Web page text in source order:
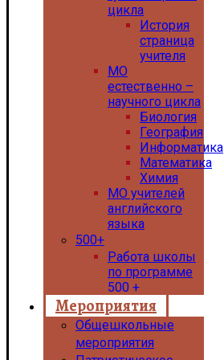
цикла
История
страница
учителя
МО
естественно –
научного цикла
Биология
География
Информатика
Математика
Химия
МО учителей
английского
языка
500+
Работа школы
по программе
500 +
Мероприятия
Общешкольные
мероприятия